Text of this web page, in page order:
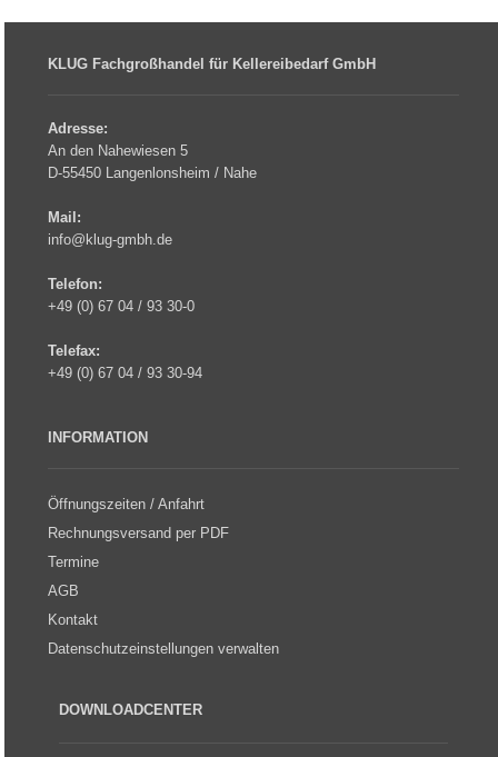
KLUG Fachgroßhandel für Kellereibedarf GmbH
Adresse:
An den Nahewiesen 5
D-55450 Langenlonsheim / Nahe
Mail:
info@klug-gmbh.de
Telefon:
+49 (0) 67 04 / 93 30-0
Telefax:
+49 (0) 67 04 / 93 30-94
INFORMATION
Öffnungszeiten / Anfahrt
Rechnungsversand per PDF
Termine
AGB
Kontakt
Datenschutzeinstellungen verwalten
DOWNLOADCENTER